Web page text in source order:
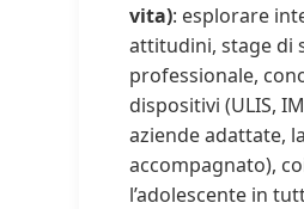
vita): esplorare
attitudini, stage di
professionale,
dispositivi (ULIS,
aziende adattate,
accompagnato),
l’adolescente in